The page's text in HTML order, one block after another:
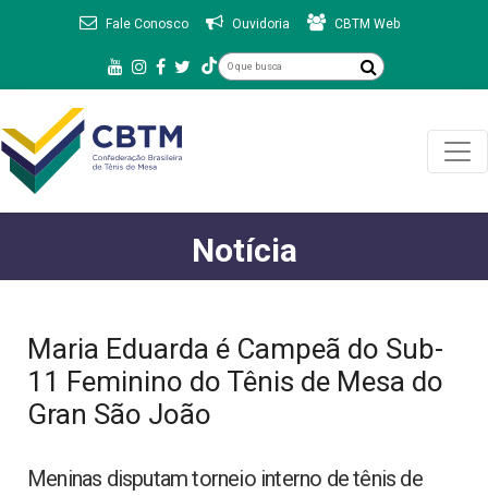
Fale Conosco Ouvidoria CBTM Web
Notícia
Maria Eduarda é Campeã do Sub-
11 Feminino do Tênis de Mesa do
Gran São João
Meninas disputam torneio interno de tênis de